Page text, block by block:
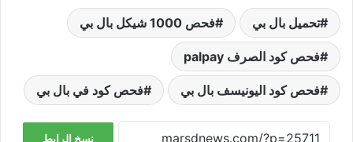
تحميل بال بي فحص 1000 شيكل بال بي
فحص كود الصرف palpay
فحص كود اليونيسف بال بي فحص كود في بال بي
نسخ الرابط